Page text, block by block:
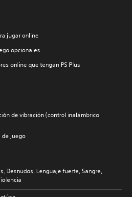
jugar online
opcionales
online que tengan PS Plus
de vibración (control inalámbrico
de juego
Desnudos, Lenguaje fuerte, Sangre,